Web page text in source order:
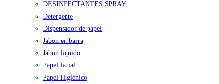
Desinfectantes
DESINFECTANTES SPRAY
Detergente
Dispensador de papel
Jabon en barra
Jabon liquido
Papel facial